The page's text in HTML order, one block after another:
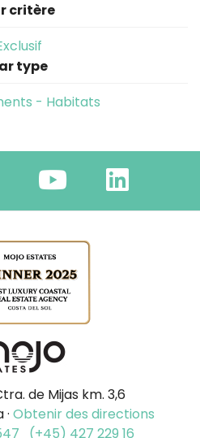
critère
type
- Habitats
de Mijas km. 3,6
Obtenir des directions
(+45) 427 229 16